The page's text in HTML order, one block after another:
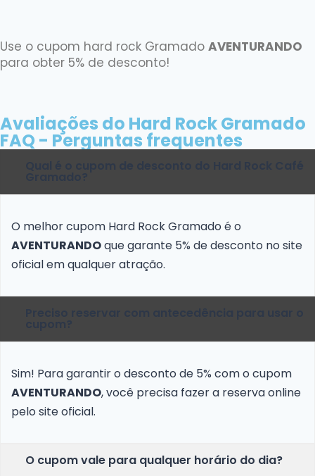
Use o cupom hard rock Gramado AVENTURANDO
para obter 5% de desconto!
Avaliações do Hard Rock Gramado
FAQ - Perguntas frequentes
Qual é o cupom de desconto do Hard Rock Café
Gramado?
O melhor cupom Hard Rock Gramado é o
AVENTURANDOque garante 5% de desconto no site
oficial em qualquer atração.
Preciso reservar com antecedência para usar o
cupom?
Sim! Para garantir o desconto de 5% com o cupom
AVENTURANDO, você precisa fazer a reserva online
pelo site oficial.
O cupom vale para qualquer horário do dia?